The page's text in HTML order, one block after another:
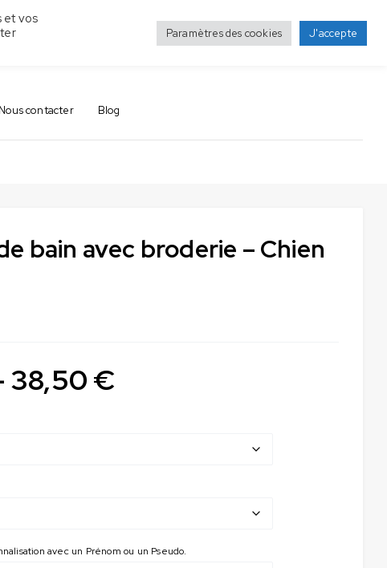
Nous contacter Blog
bain avec broderie – Chien
38,50€
avec un Prénom ou un Pseudo.
et vos
Paramètres des cookies J'accepte